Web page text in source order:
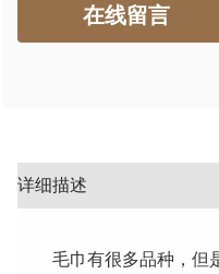
在线留言
详细描述
毛巾有很多品种，但